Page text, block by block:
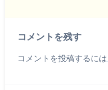
コメントを残す
コメントを投稿するには